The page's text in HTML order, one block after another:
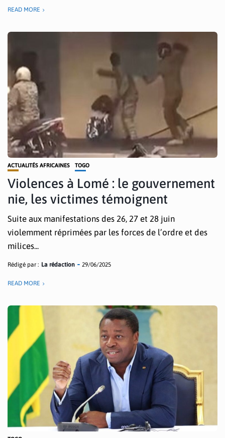
READ MORE
ACTUALITÉS AFRICAINES TOGO
Violences à Lomé : le gouvernement
nie, les victimes témoignent
Suite aux manifestations des 26, 27 et 28 juin
violemment réprimées par les forces de l’ordre et des
milices...
Rédigé par : La rédaction 29/06/2025
READ MORE